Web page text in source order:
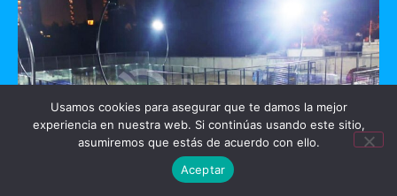
Usamos cookies para asegurar que te damos la mejor
experiencia en nuestra web. Si continúas usando este sitio,
asumiremos que estás de acuerdo con ello.
Aceptar